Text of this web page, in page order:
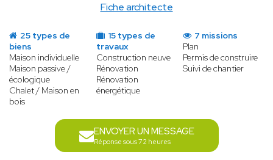
Fiche architecte
25 types de
biens
Maison individuelle
Maison passive /
écologique
Chalet / Maison en
bois
15 types de
travaux
Construction neuve
Rénovation
Rénovation
énergétique
7 missions
Plan
Permis de construire
Suivi de chantier
ENVOYER UN MESSAGE
Réponse sous 72 heures